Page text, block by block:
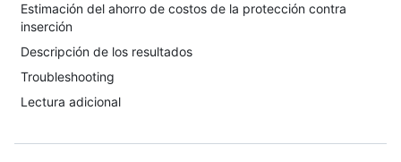
Estimación del ahorro de costos de la protección contra
inserción
Descripción de los resultados
Troubleshooting
Lectura adicional